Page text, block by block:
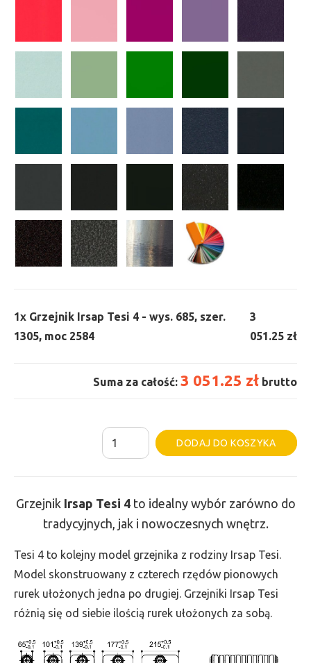
1x Grzejnik Irsap Tesi 4 - wys. 685, szer.
1305, moc 2584
3
051.25 zł
Suma za całość: 3 051.25 zł brutto
ilość
Grzejnik
wys.
685,
szer.
1305,
2584
DODAJ DO KOSZYKA
Grzejnik Irsap Tesi 4to idealny wybór zarówno do
tradycyjnych, jak i nowoczesnych wnętrz.
Tesi 4 to kolejny model grzejnika z rodziny Irsap Tesi.
Model skonstruowany z czterech rzędów pionowych
rurek ułożonych jedna po drugiej. Grzejniki Irsap Tesi
różnią się od siebie ilością rurek ułożonych za sobą.